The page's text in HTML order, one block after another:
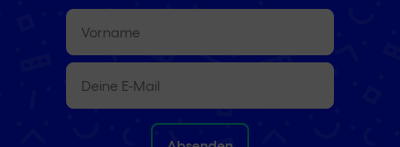
Vorname
E-
Mail(erforderlich)